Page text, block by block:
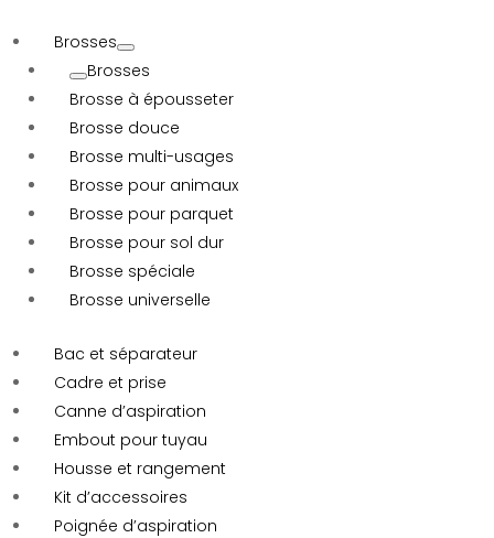
Brosses
Brosses
Brosse à épousseter
Brosse douce
Brosse multi-usages
Brosse pour animaux
Brosse pour parquet
Brosse pour sol dur
Brosse spéciale
Brosse universelle
Bac et séparateur
Cadre et prise
Canne d’aspiration
Embout pour tuyau
Housse et rangement
Kit d’accessoires
Poignée d’aspiration